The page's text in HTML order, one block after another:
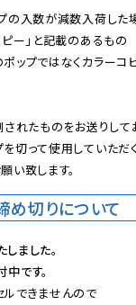
の入数が減数入荷した
ー」と記載のあるもの
ップではなくカラーコ
れたものをお送りして
切って使用していただ
い致します。
め切りについて
ました。
です。
できませんので